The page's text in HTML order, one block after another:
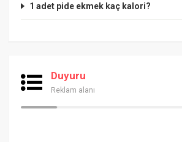
1 adet pide ekmek kaç kalori?
Duyuru
Reklam alanı